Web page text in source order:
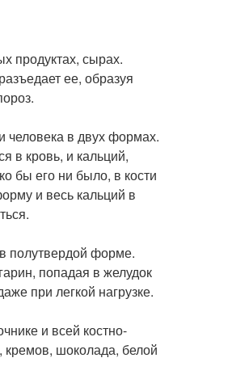
продуктах, сырах.
ее, образуя
человека в двух формах.
в кровь, и кальций,
бы его ни было, в кости
и весь кальций в
полутвердой форме.
попадая в желудок
при легкой нагрузке.
и всей костно-
шоколада, белой